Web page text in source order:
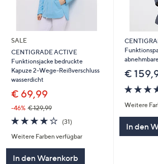
SALE
CENTIGRADE ACTIVE
Funktionsjacke bedruckte
Kapuze 2-Wege-Reißverschluss
wasserdicht
€ 69,99
-46% € 129,99
4.1
von
5
(31)31
Weitere Farben verfügbar
In den Warenkorb
€
Weitere
In den